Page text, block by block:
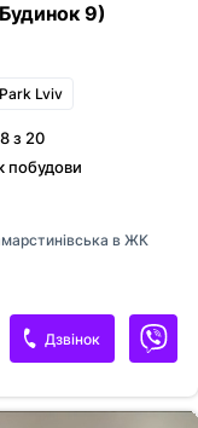
9)
Lviv
з 20
побудови
в ЖК
Дзвінок